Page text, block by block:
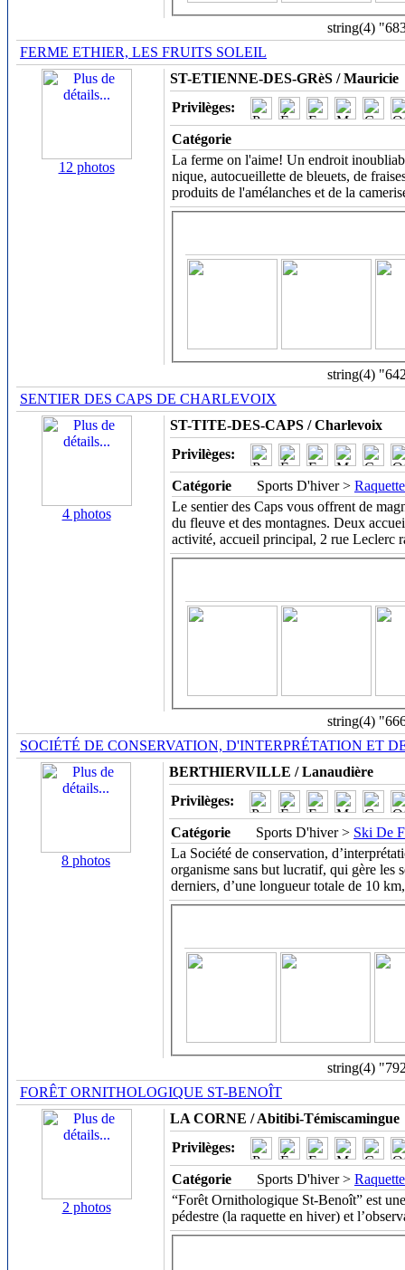
string(4)
FERME ETHIER, LES FRUITS SOLEIL
12 photos
ST-ETIENNE-DES-GRèS / Mauricie
Privilèges:
Catégorie
La ferme on l'aime! Un endroit
nique, autocueillette de bleuets, de
produits de l'amélanches et de la
string(4)
SENTIER DES CAPS DE CHARLEVOIX
4 photos
ST-TITE-DES-CAPS / Charlevoix
Privilèges:
Catégorie Sports D'hiver > Raquette
Le sentier des Caps vous offrent de
du fleuve et des montagnes. Deux
activité, accueil principal, 2 rue Leclerc
string(4)
SOCIÉTÉ DE CONSERVATION, D'INTERPRÉTATION ET
8 photos
BERTHIERVILLE / Lanaudière
Privilèges:
Catégorie Sports D'hiver > Ski De
La Société de conservation,
organisme sans but lucratif, qui gère les
derniers, d’une longueur totale de 10
string(4)
FORÊT ORNITHOLOGIQUE ST-BENOÎT
2 photos
LA CORNE / Abitibi-Témiscamingue
Privilèges:
Catégorie Sports D'hiver > Raquette
“Forêt Ornithologique St-Benoît” est
pédestre (la raquette en hiver) et